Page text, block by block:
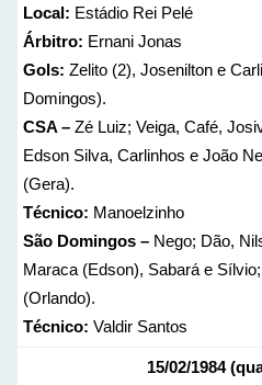
Local: Estádio Rei Pelé
Árbitro: Ernani Jonas
Gols: Zelito (2), Josenilton e
Domingos).
CSA –Zé Luiz; Veiga, Café,
Edson Silva, Carlinhos e João
(Gera).
Técnico: Manoelzinho
São Domingos –Nego; Dão,
Maraca (Edson), Sabará e
(Orlando).
Técnico: Valdir Santos
15/02/1984